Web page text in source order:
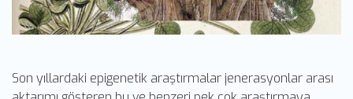
Son yıllardaki epigenetik araştırmalar jenerasyonlar arası